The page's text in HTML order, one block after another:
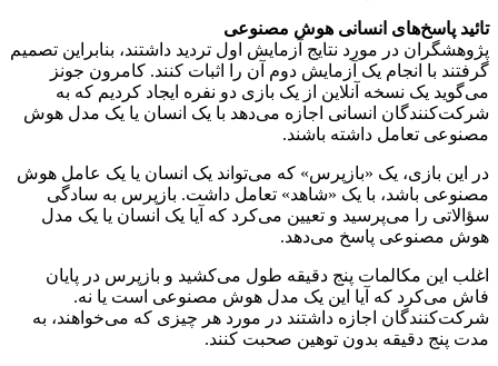
تائید پاسخ‌های انسانی هوش مصنوعی
پژوهشگران در مورد نتایج آزمایش اول تردید داشتند، بنابراین تصمیم
گرفتند با انجام یک آزمایش دوم آن را اثبات کنند. کامرون جونز
می‌گوید یک نسخه آنلاین از یک بازی دو نفره ایجاد کردیم که به
شرکت‌کنندگان انسانی اجازه می‌دهد با یک انسان یا یک مدل هوش
مصنوعی تعامل داشته باشند.
در این بازی، یک «بازپرس» که می‌تواند یک انسان یا یک عامل هوش
مصنوعی باشد، با یک «شاهد» تعامل داشت. بازپرس به سادگی
سؤالاتی را می‌پرسید و تعیین می‌کرد که آیا یک انسان یا یک مدل
هوش مصنوعی پاسخ می‌دهد.
اغلب این مکالمات پنج دقیقه طول می‌کشید و بازپرس در پایان
فاش می‌کرد که آیا این یک مدل هوش مصنوعی است یا نه.
شرکت‌کنندگان اجازه داشتند در مورد هر چیزی که می‌خواهند، به
مدت پنج دقیقه بدون توهین صحبت کنند.